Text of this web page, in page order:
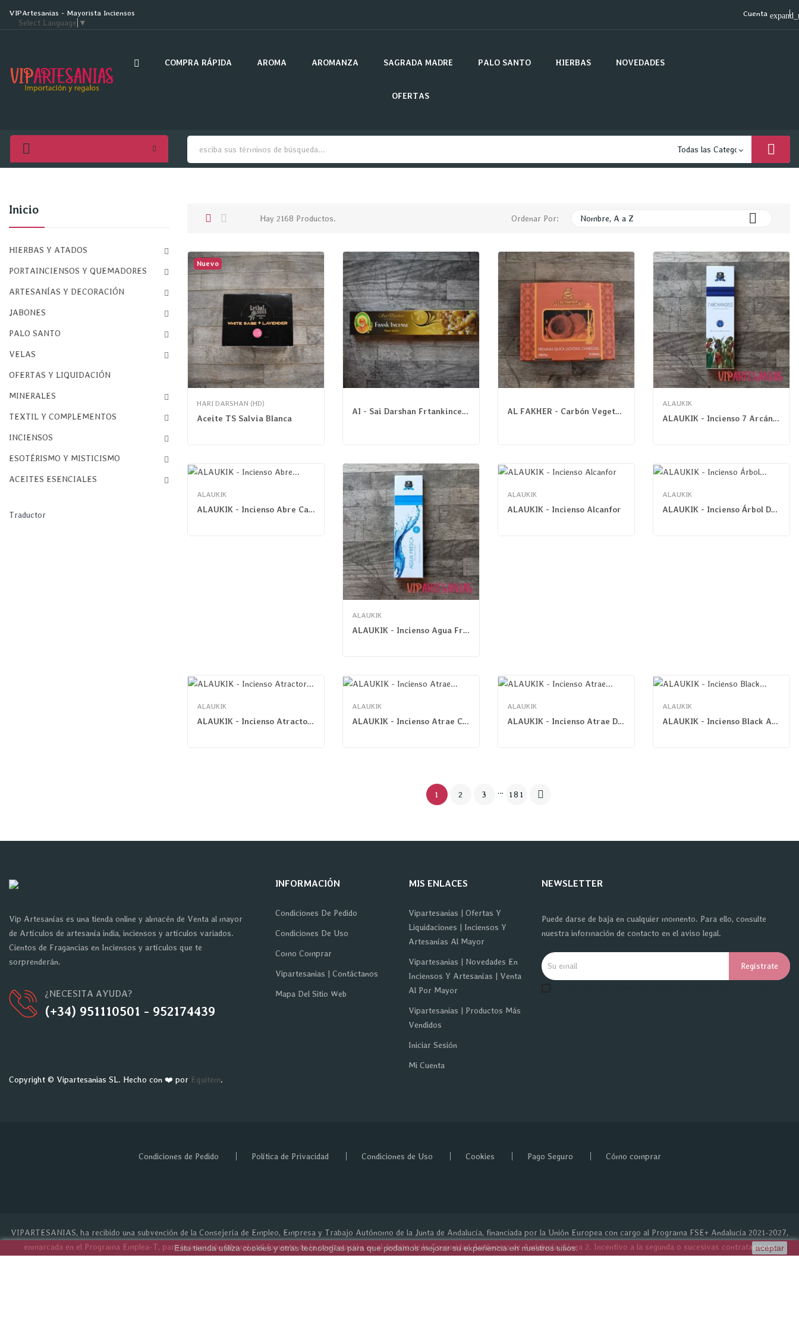
VIPArtesanias - Mayorista Inciensos Cuenta
Select Language ▼
COMPRA RÁPIDA AROMA AROMANZA SAGRADA MADRE PALO SANTO HIERBAS NOVEDADES
OFERTAS
Inicio
HIERBAS Y ATADOS 
PORTAINCIENSOS Y QUEMADORES 
ARTESANÍAS Y DECORACIÓN 
JABONES 
PALO SANTO 
VELAS 
OFERTAS Y LIQUIDACIÓN
MINERALES 
TEXTIL Y COMPLEMENTOS 
INCIENSOS 
ESOTÉRISMO Y MISTICISMO 
ACEITES ESENCIALES 
Traductor
Hay 2168 Productos. Ordenar Por: Nombre, A a Z 
Nuevo
HARI DARSHAN (HD)
Aceite TS Salvia Blanca
AI - Sai Darshan Frtankincense Masala AL FAKHER - Carbón Vegetal Premium
ALAUKIK
ALAUKIK - Incienso 7 Arcángeles
ALAUKIK
ALAUKIK - Incienso Abre Caminos
ALAUKIK
ALAUKIK - Incienso Agua Fresca
ALAUKIK
ALAUKIK - Incienso Alcanfor
ALAUKIK
ALAUKIK - Incienso Árbol Dorado
ALAUKIK
ALAUKIK - Incienso Atractor De Dinero
ALAUKIK
ALAUKIK - Incienso Atrae Clientes
ALAUKIK
ALAUKIK - Incienso Atrae Dinero
ALAUKIK
ALAUKIK - Incienso Black And Gold
1 2 3 … 181 
Vip Artesanías es una tienda online y almacén de Venta al mayor
de Artículos de artesanía india, inciensos y artículos variados.
Cientos de Fragancias en Inciensos y artículos que te
sorprenderán.
¿NECESITA AYUDA?
(+34) 951110501 - 952174439
INFORMACIÓN
Condiciones De Pedido
Condiciones De Uso
Como Comprar
Vipartesanias | Contáctanos
Mapa Del Sitio Web
MIS ENLACES
Vipartesanias | Ofertas Y
Liquidaciones | Inciensos Y
Artesanías Al Mayor
Vipartesanias | Novedades En
Inciensos Y Artesanías | Venta
Al Por Mayor
Vipartesanias | Productos Más
Vendidos
Iniciar Sesión
Mi Cuenta
NEWSLETTER
Puede darse de baja en cualquier momento. Para ello, consulte
nuestra información de contacto en el aviso legal.
Copyright © Vipartesanias SL. Hecho con ❤️ por Equitem.
Esta tienda utiliza cookies y otras tecnologías para que podamos mejorar su experiencia en nuestros sitios. aceptar
Condiciones de Pedido Política de Privacidad Condiciones de Uso Cookies Pago Seguro Cómo comprar
VIPARTESANIAS, ha recibido una subvención de la Consejería de Empleo, Empresa y Trabajo Autónomo de la Junta de Andalucía, financiada por la Unión Europea con cargo al Programa FSE+ Andalucía 2021-2027,
enmarcada en el Programa Emplea-T, para la inserción laboral y el fomento de la contratación en el ámbito de la Comunidad Autónoma de Andalucía. Línea 2. Incentivo a la segunda o sucesivas contrataciones